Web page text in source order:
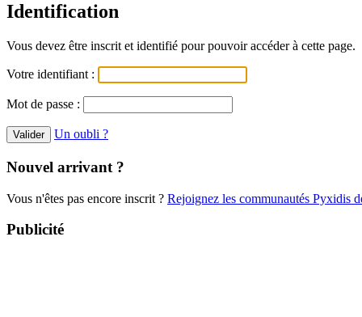
Identification
Vous devez être inscrit et identifié pour pouvoir accéder à cette page.
Votre identifiant :
Mot de passe :
Un oubli ?
Nouvel arrivant ?
Vous n'êtes pas encore inscrit ? Rejoignez les communautés Pyxidis
Publicité